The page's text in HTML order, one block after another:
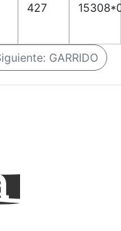
427
GARRIDO